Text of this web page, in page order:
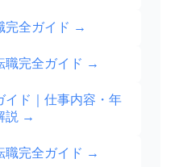
完全ガイド →
職完全ガイド →
イド｜仕事内容・年
説 →
職完全ガイド →